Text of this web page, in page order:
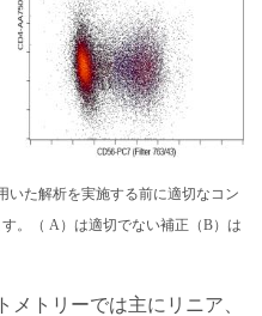
いた解析を実施する前に適切なコン
。（ A）は適切でない補正（B）は
メトリーでは主にリニア、